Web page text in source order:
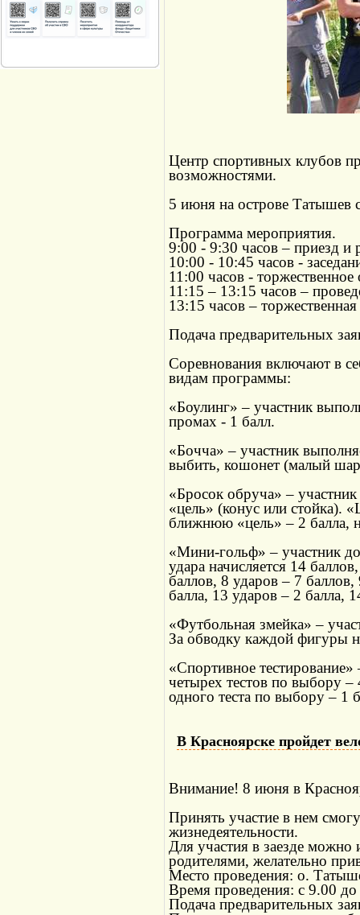
Центр спортивных клубов
возможностями.
5 июня на острове Татышев
Программа мероприятия.
9:00 - 9:30 часов – приезд и
10:00 - 10:45 часов -
11:00 часов -
11:15 – 13:15 часов –
13:15 часов –
Подача предварительных
Соревнования включают в
видам программы:
«Боулинг» – участник
промах - 1 балл.
«Бочча» – участник
выбить, кошонет (малый
«Бросок обруча» –
«цель» (конус или стойка).
ближнюю «цель» – 2 балла,
«Мини-гольф» – участник
удара начисляется 14
баллов, 8 ударов – 7
балла, 13 ударов – 2 балла,
«Футбольная змейка» –
За обводку каждой фигуры
«Спортивное
четырех тестов по выбору –
одного теста по выбору – 1
В Красноярске пройдет
Внимание! 8 июня в
Принять участие в нем
жизнедеятельности.
Для участия в заезде можно
родителями, желательно
Место проведения: о.
Время проведения: с 9.00
Подача предварительных